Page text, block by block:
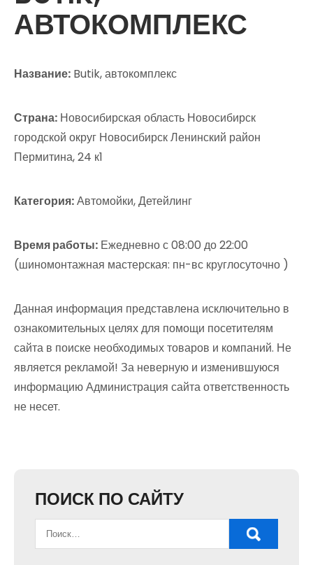
АВТОКОМПЛЕКС
Название: Butik, автокомплекс
Страна: Новосибирская область Новосибирск
городской округ Новосибирск Ленинский район
Пермитина, 24 к1
Категория:Автомойки, Детейлинг
Время работы: Ежедневно с 08:00 до 22:00
(шиномонтажная мастерская: пн-вс круглосуточно )
Данная информация представлена исключительно в
ознакомительных целях для помощи посетителям
сайта в поиске необходимых товаров и компаний. Не
является рекламой! За неверную и изменившуюся
информацию Администрация сайта ответственность
не несет.
ПОИСК ПО САЙТУ